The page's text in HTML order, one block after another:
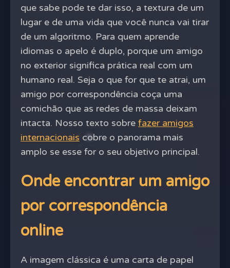
que sabe pode te dar isso, a textura de um
lugar e de uma vida que você nunca vai tirar
de um algoritmo. Para quem aprende
idiomas o apelo é duplo, porque um amigo
no exterior significa prática real com um
humano real. Seja o que for que te atrai, um
amigo por correspondência coça uma
comichão que as redes de massa deixam
intacta. Nosso texto sobre fazer amigos
internacionais cobre o panorama mais
amplo se esse for o seu objetivo principal.
Onde encontrar um amigo
por correspondência
online
A imagem clássica é uma carta de papel